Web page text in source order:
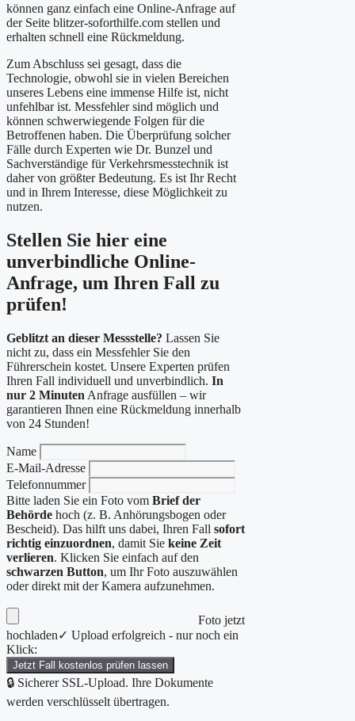
können ganz einfach eine Online-Anfrage auf
der Seite blitzer-soforthilfe.com stellen und
erhalten schnell eine Rückmeldung.
Zum Abschluss sei gesagt, dass die
Technologie, obwohl sie in vielen Bereichen
unseres Lebens eine immense Hilfe ist, nicht
unfehlbar ist. Messfehler sind möglich und
können schwerwiegende Folgen für die
Betroffenen haben. Die Überprüfung solcher
Fälle durch Experten wie Dr. Bunzel und
Sachverständige für Verkehrsmesstechnik ist
daher von größter Bedeutung. Es ist Ihr Recht
und in Ihrem Interesse, diese Möglichkeit zu
nutzen.
Stellen Sie hier eine
unverbindliche Online-
Anfrage, um Ihren Fall zu
prüfen!
Geblitzt an dieser Messstelle? Lassen Sie
nicht zu, dass ein Messfehler Sie den
Führerschein kostet. Unsere Experten prüfen
Ihren Fall individuell und unverbindlich. In
nur 2 Minuten Anfrage ausfüllen – wir
garantieren Ihnen eine Rückmeldung innerhalb
von 24 Stunden!
Name
E-Mail-Adresse
Telefonnummer
Bitte laden Sie ein Foto vom Brief der
Behörde hoch (z. B. Anhörungsbogen oder
Bescheid). Das hilft uns dabei, Ihren Fall sofort
richtig einzuordnen, damit Sie keine Zeit
verlieren. Klicken Sie einfach auf den
schwarzen Button, um Ihr Foto auszuwählen
oder direkt mit der Kamera aufzunehmen.
Foto jetzt
hochladen✓ Upload erfolgreich - nur noch ein
Klick:
Jetzt Fall kostenlos prüfen lassen
🔒 Sicherer SSL-Upload. Ihre Dokumente
werden verschlüsselt übertragen.